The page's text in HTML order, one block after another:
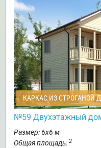
КАРКАС ИЗ СТРОГАНОЙ
№59 Двухэтажный
Размер: 6х6 м
Общая площадь: 2